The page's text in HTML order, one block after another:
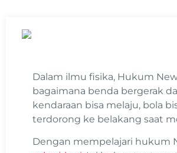
Dalam ilmu fisika, Hukum
bagaimana benda bergerak
kendaraan bisa melaju, bola
terdorong ke belakang saat
Dengan mempelajari hukum